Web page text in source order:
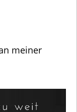
meiner